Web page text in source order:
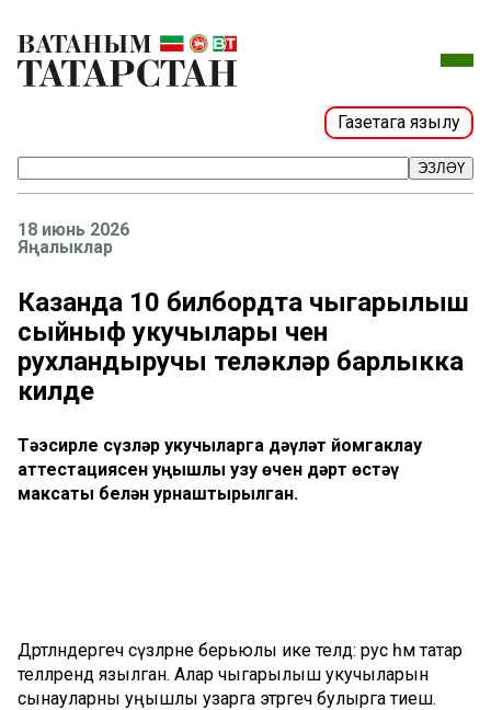
Газетага язылу
ЭЗЛӘҮ
18 июнь 2026
Яңалыклар
Казанда 10 билбордта чыгарылыш
сыйныф укучылары өчен
рухландыручы теләкләр барлыкка
килде
Тәэсирле сүзләр укучыларга дәүләт йомгаклау
аттестациясен уңышлы узу өчен дәрт өстәү
максаты белән урнаштырылган.
Дәртләндергеч сүзләрне берьюлы ике телдә: рус һәм татар
телләрендә язылган. Алар чыгарылыш укучыларын
сынауларны уңышлы узарга этәргеч булырга тиеш.